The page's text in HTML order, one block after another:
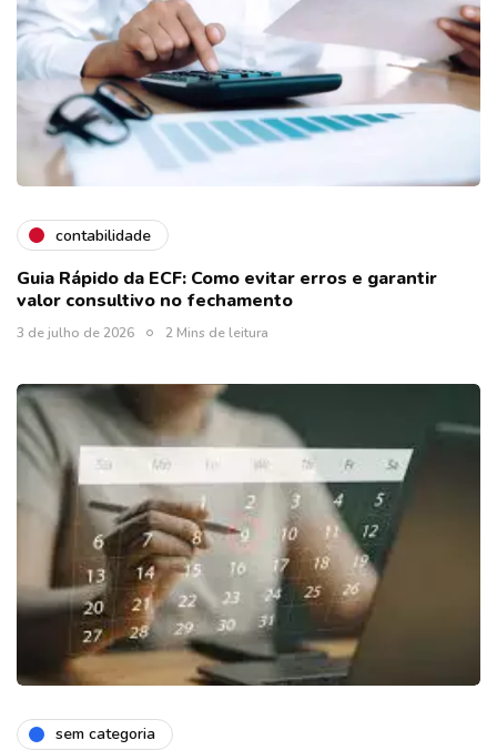
contabilidade
Guia Rápido da ECF: Como evitar erros e garantir
valor consultivo no fechamento
3 de julho de 2026 2 Mins de leitura
sem categoria